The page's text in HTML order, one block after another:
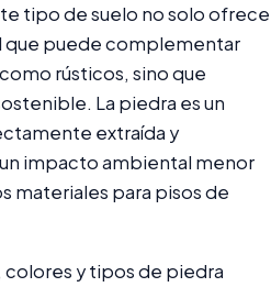
tipo de suelo no solo ofrece
que puede complementar
rústicos, sino que
La piedra es un
extraída y
impacto ambiental menor
materiales para pisos de
colores y tipos de piedra